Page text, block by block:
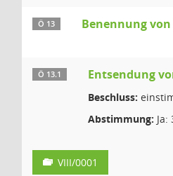
Ö 13 Benennung
Ö 13.1 Entsendung
Beschluss:
Abstimmung:
VIII/0001